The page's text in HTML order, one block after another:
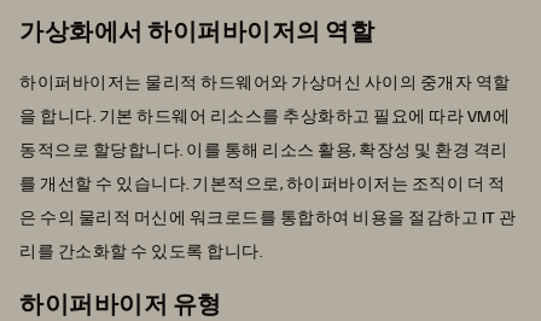
가상화에서 하이퍼바이저의 역할
하이퍼바이저는 물리적 하드웨어와 가상머신 사이의 중개자 역할
을 합니다. 기본 하드웨어 리소스를 추상화하고 필요에 따라 VM에
동적으로 할당합니다. 이를 통해 리소스 활용, 확장성 및 환경 격리
를 개선할 수 있습니다. 기본적으로, 하이퍼바이저는 조직이 더 적
은 수의 물리적 머신에 워크로드를 통합하여 비용을 절감하고 IT 관
리를 간소화할 수 있도록 합니다.
하이퍼바이저 유형